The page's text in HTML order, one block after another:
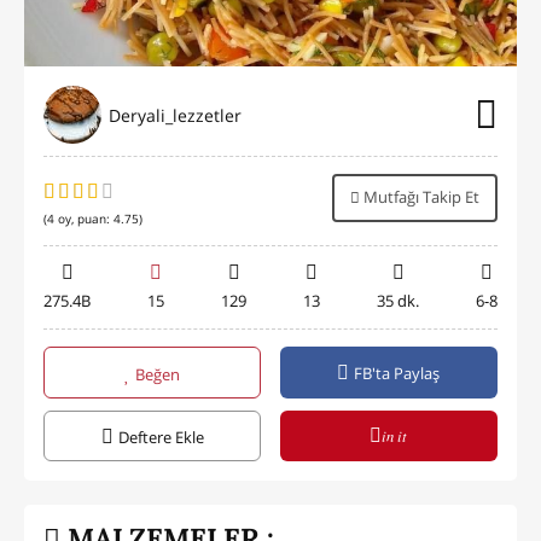
Deryali_lezzetler
(4 oy, puan: 4.75)
Mutfağı Takip Et
275.4B 15 129 13 35 dk. 6-8
Beğen FB'ta Paylaş
Deftere Ekle in it